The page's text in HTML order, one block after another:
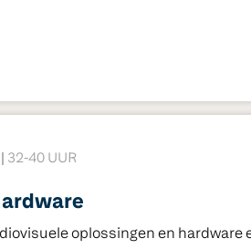
32-40 UUR
oplossingen en hardware